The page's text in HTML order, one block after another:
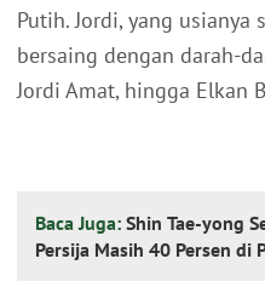
Putih. Jordi, yang usianya
bersaing dengan darah-
Jordi Amat, hingga Elkan
Baca Juga: Shin Tae-yong
Persija Masih 40 Persen di